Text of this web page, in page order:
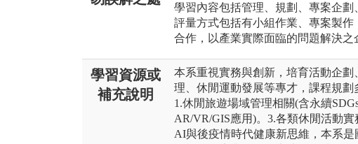
學習內容包括管理、規劃、專案企劃
評量方式包括有小組作業、專案製
合作，以產業實際面臨的問題解決之
學習資源或
補充說明
本系重視實務與創新，培育活動企
理、休閒運動發展等專才，課程規劃
1.休閒旅遊場域管理相關(含永續
AR/VR/GIS應用)。3.各類休閒活動實
AI與後疫情時代健康新思維，本系